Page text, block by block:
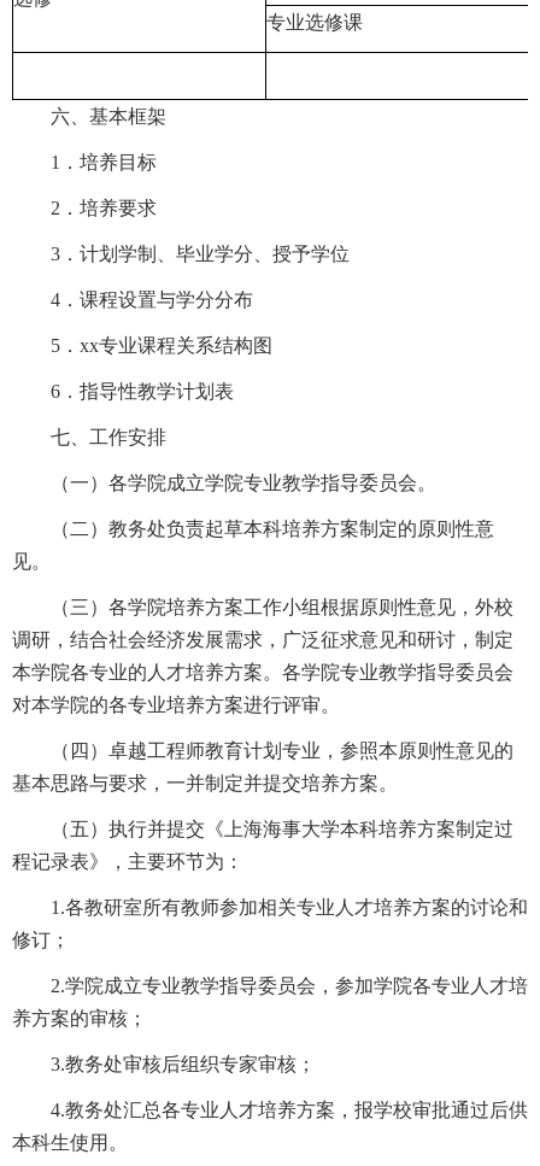
专业选修课
六、基本框架
1．培养目标
2．培养要求
3．计划学制、毕业学分、授予学位
4．课程设置与学分分布
5．xx专业课程关系结构图
6．指导性教学计划表
七、工作安排
（一）各学院成立学院专业教学指导委员会。
（二）教务处负责起草本科培养方案制定的原则性意
见。
（三）各学院培养方案工作小组根据原则性意见，外校
调研，结合社会经济发展需求，广泛征求意见和研讨，制定
本学院各专业的人才培养方案。各学院专业教学指导委员会
对本学院的各专业培养方案进行评审。
（四）卓越工程师教育计划专业，参照本原则性意见的
基本思路与要求，一并制定并提交培养方案。
（五）执行并提交《上海海事大学本科培养方案制定过
程记录表》，主要环节为：
1.各教研室所有教师参加相关专业人才培养方案的讨论和
修订；
2.学院成立专业教学指导委员会，参加学院各专业人才培
养方案的审核；
3.教务处审核后组织专家审核；
4.教务处汇总各专业人才培养方案，报学校审批通过后供
本科生使用。